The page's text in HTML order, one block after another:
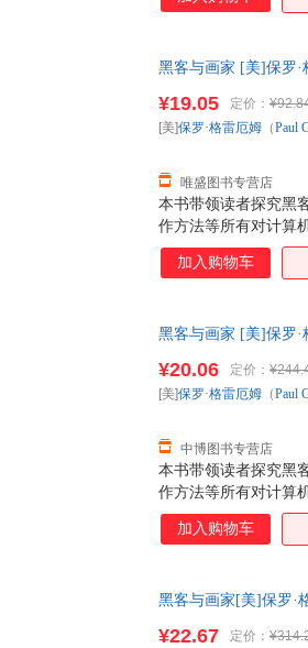
黑客与画家 [美]保罗·
本书带领读者探究黑
作方法等所有对计算
¥19.05 定价：
唯盛图书专营店
[美]保罗·格雷厄姆 （Paul
加入购物车
黑客与画家 [美]保罗·
本书带领读者探究黑
作方法等所有对计算
¥20.06 定价：
中博图书专营店
[美]保罗·格雷厄姆 （Paul
加入购物车
黑客与画家[美]保罗·
¥22.67 定价：